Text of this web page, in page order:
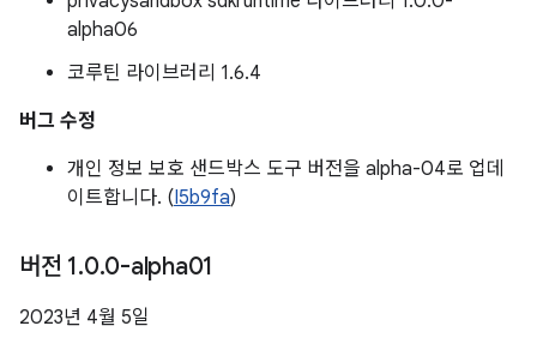
alpha06
코루틴 라이브러리 1.6.4
버그 수정
개인 정보 보호 샌드박스 도구 버전을 alpha-04로 업데
이트합니다. (I5b9fa)
버전 1.0.0-alpha01
2023년 4월 5일